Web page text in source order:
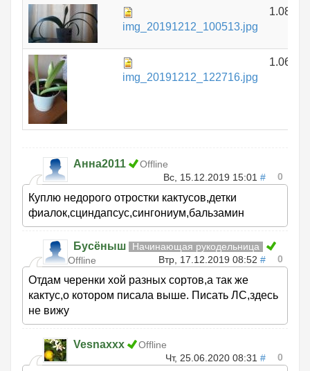
img_20191212_100513.jpg
1.08 МБ
img_20191212_122716.jpg
1.06 МБ
Анна2011
Offline
Вс, 15.12.2019 15:01 # 0
Куплю недорого отростки кактусов,детки
фиалок,сциндапсус,сингониум,бальзамин
Бусёныш
Начинающая рукодельница
Offline
Втр, 17.12.2019 08:52 # 0
Отдам черенки хой разных сортов,а так же
кактус,о котором писала выше. Писать ЛС,здесь
не вижу
Vesnaxxx
Offline
Чт, 25.06.2020 08:31 # 0